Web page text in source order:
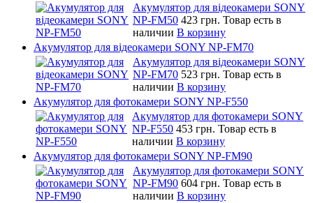
Акумулятор для відеокамери SONY
NP-FM50 423 грн. Товар есть в
наличии В корзину
Акумулятор для відеокамери SONY NP-FM70
Акумулятор для відеокамери SONY
NP-FM70 523 грн. Товар есть в
наличии В корзину
Акумулятор для фотокамери SONY NP-F550
Акумулятор для фотокамери SONY
NP-F550 453 грн. Товар есть в
наличии В корзину
Акумулятор для фотокамери SONY NP-FM90
Акумулятор для фотокамери SONY
NP-FM90 604 грн. Товар есть в
наличии В корзину